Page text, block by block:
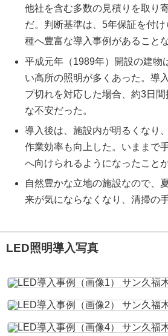
他社を含む多数の見積りを取り
だ。判断基準は、5年保証を付
種へ豊富な導入事例があること
平成元年（1989年）開設の建物
い高所の照明が多くあった。導
プ切れを対応した場合、約3日
な不安だった。
導入後は、施設内が明るくなり
作業効率も向上した。いままで
へ向けられるようになったこと
自然豊かな立地の施設なので、
来が気にならなくなり、清掃の
LED照明導入写真